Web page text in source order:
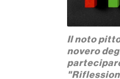
Il noto
novero